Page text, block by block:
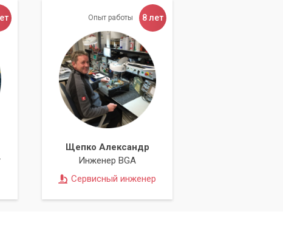
Опыт работы 8 лет
Щепко Александр
Инженер BGA
Сервисный инженер